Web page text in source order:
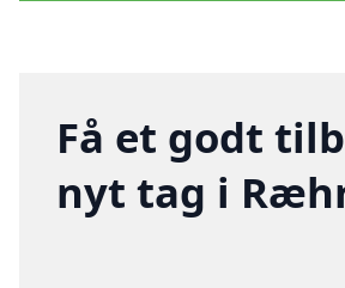
Få et godt
nyt tag i